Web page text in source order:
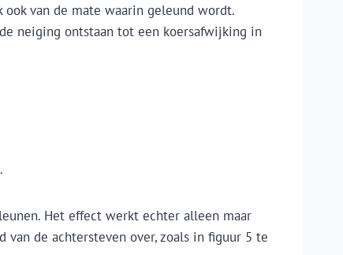
van de mate waarin geleund wordt.
neiging ontstaan tot een koersafwijking in
Het effect werkt echter alleen maar
de achtersteven over, zoals in figuur 5 te